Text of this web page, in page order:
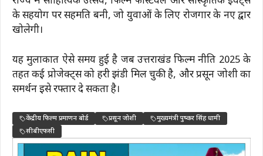
के सहयोग पर सहमति बनी, जो युवाओं के लिए रोजगार के नए द्वार
खोलेगी।
यह मुलाकात ऐसे समय हुई है जब उत्तराखंड फिल्म नीति 2025 के
तहत कई प्रोजेक्ट्स को हरी झंडी मिल चुकी है, और प्रसून जोशी का
समर्थन इसे रफ्तार दे सकता है।
केंद्रीय फिल्म प्रमाणन बोर्ड प्रसून जोशी
मुख्यमंत्री पुष्कर सिंह धामी
सीबीएफसी